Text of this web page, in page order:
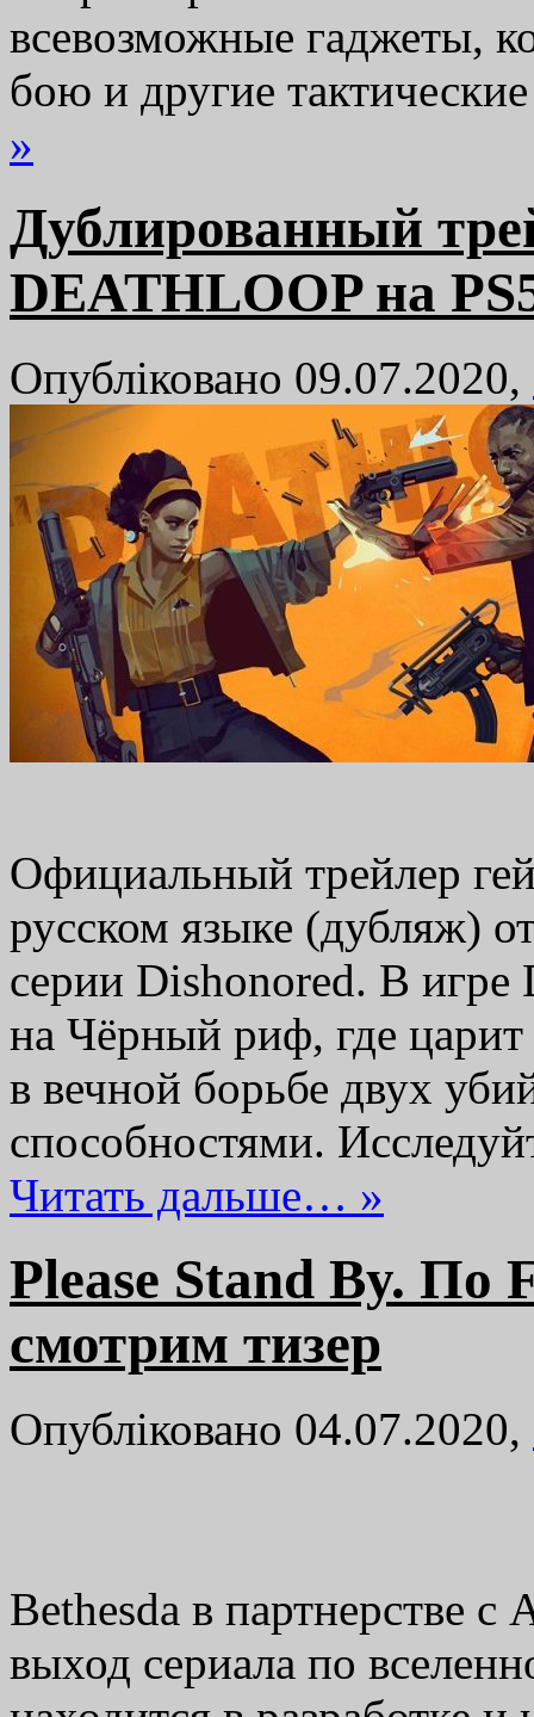
всевозможные гаджеты,
бою и другие
»
Дублированный
DEATHLOOP на
Опубліковано 09.07.2020,
Официальный трейлер
русском языке (дубляж)
серии Dishonored. В игре
на Чёрный риф, где царит
в вечной борьбе двух
способностями.
Читать дальше… »
Please Stand By. По
смотрим тизер
Опубліковано 04.07.2020,
Bethesda в партнерстве
выход сериала по